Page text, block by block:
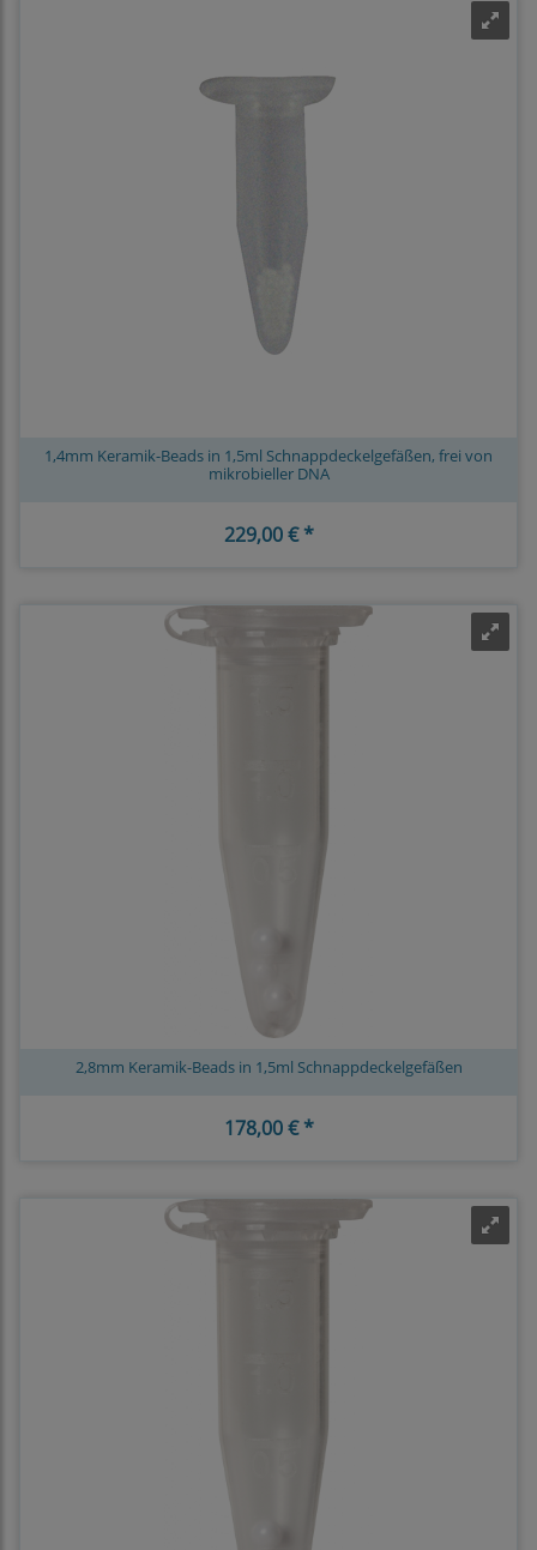
1,4mm Keramik-Beads in 1,5ml Schnappdeckelgefäßen, frei von
mikrobieller DNA
229,00 € *
2,8mm Keramik-Beads in 1,5ml Schnappdeckelgefäßen
178,00 € *